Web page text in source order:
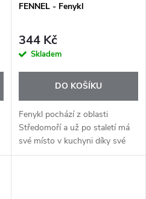
FENNEL - Fenykl
344 Kč
Skladem
DO KOŠÍKU
Fenykl pochází z oblasti
Středomoří a už po staletí má
své místo v kuchyni díky své
typické jemně nasládlé, lehce